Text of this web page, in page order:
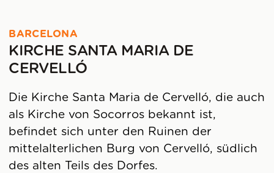
BARCELONA
KIRCHE SANTA MARIA DE
CERVELLÓ
Die Kirche Santa Maria de Cervelló, die auch
als Kirche von Socorros bekannt ist,
befindet sich unter den Ruinen der
mittelalterlichen Burg von Cervelló, südlich
des alten Teils des Dorfes.